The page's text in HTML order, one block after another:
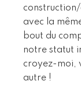
avec la
bout du
notre statut
croyez-moi,
autre !